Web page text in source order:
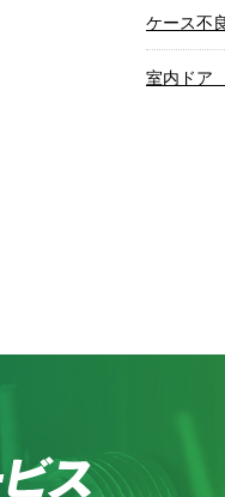
ケース不
室内ドア